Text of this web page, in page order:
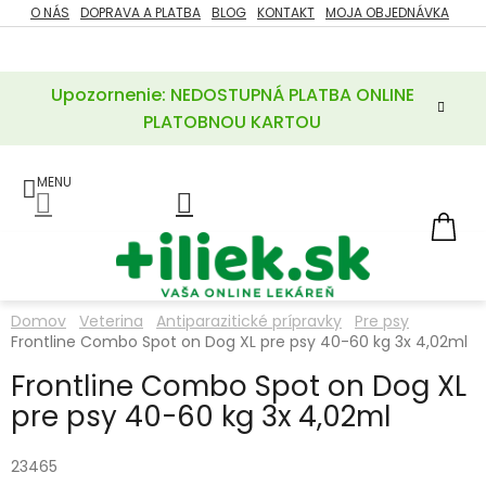
Prejsť
na
Upozornenie: NEDOSTUPNÁ PLATBA ONLINE
PLATOBNOU KARTOU
O NÁS DOPRAVA A PLATBA BLOG KONTAKT MOJA OBJEDNÁVKA
ZĽAVY
POTREBY
A
LIEKY
VITAMÍNY
MINERÁLY
KOZMETIKA
Domov Veterina Antiparazitické prípravky
Pre psy
Frontline Combo Spot on Dog XL pre psy 40-60 kg 3x 4,02ml
Frontline Combo Spot on Dog XL
pre psy 40-60 kg 3x 4,02ml
23465